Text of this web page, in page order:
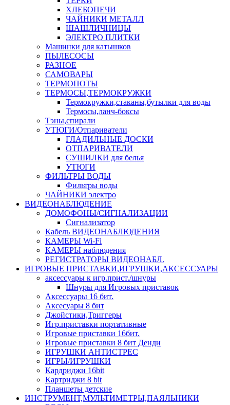
ХЛЕБОПЕЧИ
ЧАЙНИКИ МЕТАЛЛ
ШАШЛИЧНИЦЫ
ЭЛЕКТРО ПЛИТКИ
Машинки для катышков
ПЫЛЕСОСЫ
РАЗНОЕ
САМОВАРЫ
ТЕРМОПОТЫ
ТЕРМОСЫ,ТЕРМОКРУЖКИ
Термокружки,стаканы,бутылки для воды
Термосы,ланч-боксы
Тэны,спирали
УТЮГИ/Отпариватели
ГЛАДИЛЬНЫЕ ДОСКИ
ОТПАРИВАТЕЛИ
СУШИЛКИ для белья
УТЮГИ
ФИЛЬТРЫ ВОДЫ
Фильтры воды
ЧАЙНИКИ электро
ВИДЕОНАБЛЮДЕНИЕ
ДОМОФОНЫ/СИГНАЛИЗАЦИИ
Сигнализатор
Кабель ВИДЕОНАБЛЮДЕНИЯ
КАМЕРЫ Wi-Fi
КАМЕРЫ наблюдения
РЕГИСТРАТОРЫ ВИДЕОНАБЛ.
ИГРОВЫЕ ПРИСТАВКИ,ИГРУШКИ,АКСЕССУАРЫ
аксесcуары к игр.прист./шнуры
Шнуры для Игровых приставок
Аксессуары 16 бит.
Аксесуары 8 бит
Джойстики,Триггеры
Игр.приставки портативные
Игровые приставки 16бит.
Игровые приставки 8 бит Денди
ИГРУШКИ АНТИСТРЕС
ИГРЫ/ИГРУШКИ
Кардриджи 16bit
Картриджи 8 bit
Планшеты детские
ИНСТРУМЕНТ,МУЛЬТИМЕТРЫ,ПАЯЛЬНИКИ